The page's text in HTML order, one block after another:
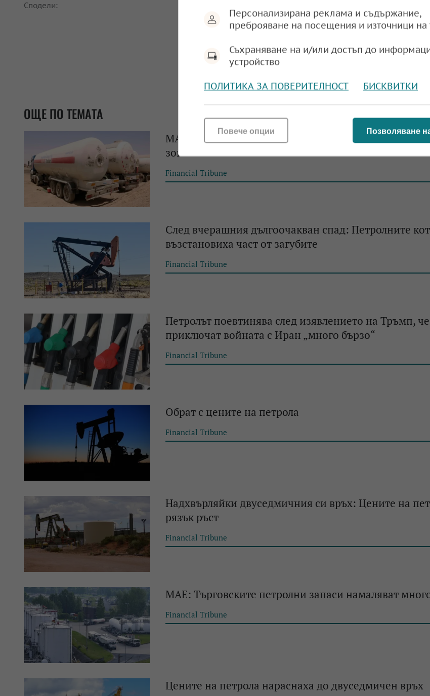
Сподели:
ОЩЕ ПО ТЕМАТА
МАЕ: Световният петролен пазар рискува да навлезе
зона"
Financial Tribune
След вчерашния дългоочакван спад: Петролните
възстановиха част от загубите
Financial Tribune
Петролът поевтинява след изявлението на Тръмп,
приключат войната с Иран „много бързо“
Financial Tribune
Обрат с цените на петрола
Financial Tribune
Надхвърляйки двуседмичния си връх: Цените на
рязък ръст
Financial Tribune
МАЕ: Търговските петролни запаси намаляват
Financial Tribune
Цените на петрола нараснаха до двуседмичен връх
Персонализирана реклама и съдържание,
преброяване на посещения и източници на
Съхраняване на и/или достъп до
устройство
ПОЛИТИКА ЗА ПОВЕРИТЕЛНОСТ БИСКВИТКИ
Позволяване
Повече опции